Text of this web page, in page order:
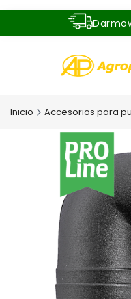
Inicio Accesorios para